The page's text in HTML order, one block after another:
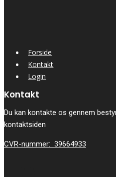
Forside
Kontakt
Login
Kontakt
Du kan kontakte os gennem
kontaktsiden
CVR-nummer: 39664933